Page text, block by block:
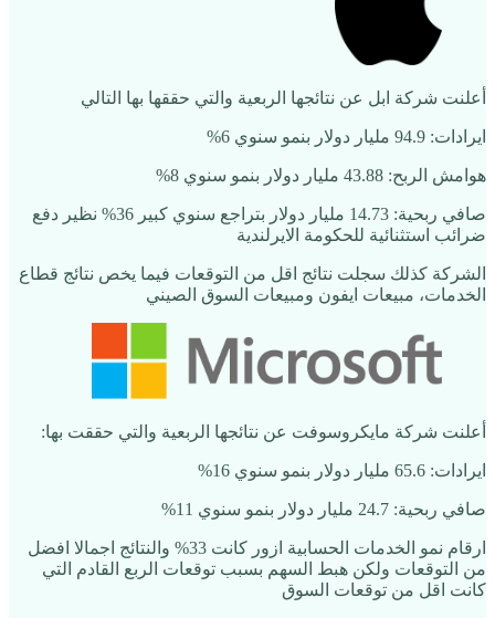
أعلنت شركة ابل عن نتائجها الربعية والتي حققها بها التالي
ايرادات: 94.9 مليار دولار بنمو سنوي 6%
هوامش الربح: 43.88 مليار دولار بنمو سنوي 8%
صافي ربحية: 14.73 مليار دولار بتراجع سنوي كبير 36% نظير دفع
ضرائب استثنائية للحكومة الايرلندية
الشركة كذلك سجلت نتائج اقل من التوقعات فيما يخص نتائج قطاع
الخدمات، مبيعات ايفون ومبيعات السوق الصيني
أعلنت شركة مايكروسوفت عن نتائجها الربعية والتي حققت بها:
ايرادات: 65.6 مليار دولار بنمو سنوي 16%
صافي ربحية: 24.7 مليار دولار بنمو سنوي 11%
ارقام نمو الخدمات الحسابية ازور كانت 33% والنتائج اجمالا افضل
من التوقعات ولكن هبط السهم بسبب توقعات الربع القادم التي
كانت اقل من توقعات السوق